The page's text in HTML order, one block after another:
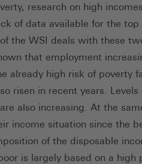
research on high
of data available for the top
the WSI deals with these
that employment
already high risk of poverty
risen in recent years.
also increasing. At the
income situation since the
of the disposable
is largely based on a high